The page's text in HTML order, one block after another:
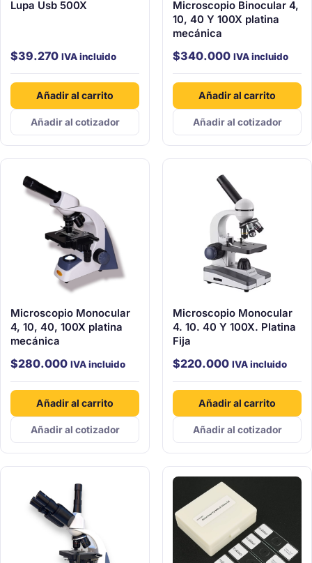
Lupa Usb 500X
$39.270 IVA incluido
Añadir al carrito
Añadir al cotizador
Microscopio Binocular 4,
10, 40 Y 100X platina
mecánica
$340.000 IVA incluido
Añadir al carrito
Añadir al cotizador
Microscopio Monocular
4, 10, 40, 100X platina
mecánica
$280.000 IVA incluido
Añadir al carrito
Añadir al cotizador
Microscopio Monocular
4. 10. 40 Y 100X. Platina
Fija
$220.000 IVA incluido
Añadir al carrito
Añadir al cotizador